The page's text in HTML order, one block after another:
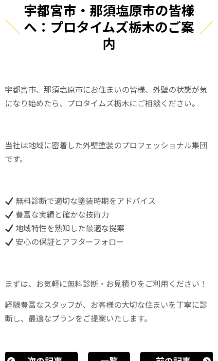
宇都宮市・那須塩原市の皆様
へ：プロタイムズ栃木のご案
内
宇都宮市、那須塩原市にお住まいの皆様、外壁の状態が気
になり始めたら、プロタイムズ栃木にご相談ください。
当社は地域に密着した外壁塗装のプロフェッショナル集団
です。
無料診断で適切な塗装時期をアドバイス
豊富な実績と確かな技術力
地域特性を熟知した最適な提案
安心の保証とアフターフォロー
まずは、お気軽に無料診断・お見積りをご利用ください！
経験豊富なスタッフが、お客様の大切な住まいを丁寧に診
断し、最適なプランをご提案いたします。